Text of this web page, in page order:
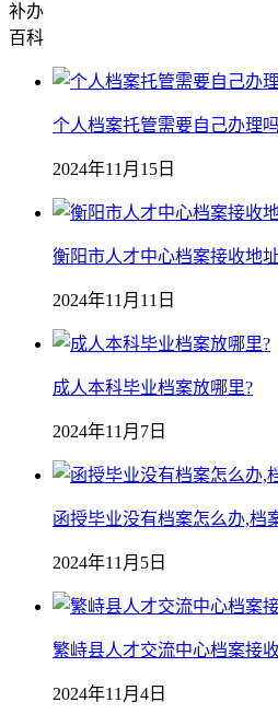
补办
百科
个人档案托管需要自己办理
2024年11月15日
衡阳市人才中心档案接收地
2024年11月11日
成人本科毕业档案放哪里?
2024年11月7日
函授毕业没有档案怎么办,档
2024年11月5日
繁峙县人才交流中心档案接
2024年11月4日